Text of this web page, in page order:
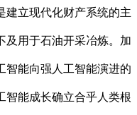
立现代化财产系统的主
及用于石油开采冶炼。加
智能向强人工智能演进的
智能成长确立合乎人类根